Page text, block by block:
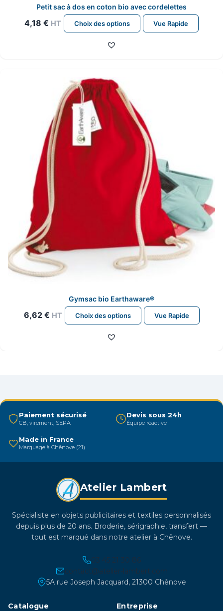
Petit sac à dos en coton bio avec cordelettes
4,18 € HT Choix des options
Ce
produit
être
choisies
sur
la
page
du
produit
Vue Rapide
Gymsac bio Earthaware®
6,62 € HT Choix des options
Ce
produit
peuvent
être
choisies
page
produit
Vue Rapide
Paiement sécurisé
CB, virement, SEPA
Devis sous 24h
Équipe réactive
Made in France
Marquage à Chênove (21)
Atelier Lambert
Spécialiste en objets publicitaires et textiles personnalisés
depuis plus de 20 ans. Broderie, sérigraphie, transfert —
tout est marqué dans notre atelier à Chênove.
03 45 21 30 86
contact@atelier-lambert.com
5A rue Joseph Jacquard, 21300 Chênove
Catalogue Entreprise